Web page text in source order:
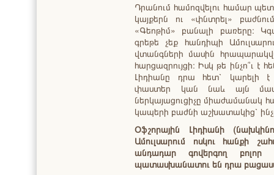
Դրանում համոզվելու համար
կայքերն ու «փնտրել»
«Գեոթիմ» բանալի բառերը։
գրեթե չեք հանդիպի
վտանգների մասին
հարցազրույցի։ Իսկ թե ինչո՞ւ է
Լիդիանը դրա հետ՝ կարելի է
փաստեր կան նաև այն
ներկայացուցիչը միաժամանակ
կապերի բաժնի աշխատակից՝
Օֆշորային Լիդիանի
Ամուլսարում ոսկու հանքի
անդադար գովերգող բոլոր
պատասխանատու են դրա